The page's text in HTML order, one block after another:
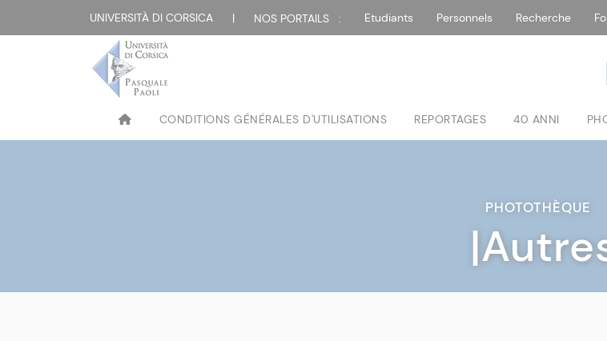
UNIVERSITÀ DI CORSICA | NOS PORTAILS : Etudiants Personnels Recherche
CONDITIONS GÉNÉRALES D'UTILISATIONS REPORTAGES 40 ANNI
PHOTOTHÈQUE